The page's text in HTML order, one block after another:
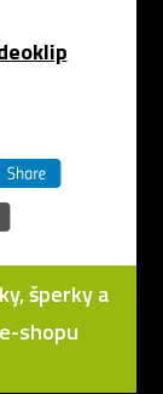
šperky a
shopu